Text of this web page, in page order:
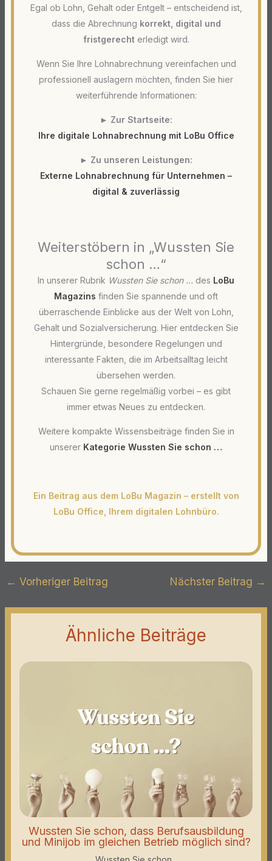
Egal ob Lohn, Gehalt oder Entgelt – entscheidend ist,
dass die Abrechnung korrekt, digital und
fristgerechterledigt wird.
Wenn Sie Ihre Lohnabrechnung vereinfachen und
professionell auslagern möchten, finden Sie hier
weiterführende Informationen:
► Zur Startseite:
Ihre digitale Lohnabrechnung mit LoBu Office
► Zu unseren Leistungen:
Externe Lohnabrechnung für Unternehmen –
digital & zuverlässig
Weiterstöbern in „Wussten Sie
schon …“
In unserer Rubrik Wussten Sie schon … des LoBu
Magazins finden Sie spannende und oft
überraschende Einblicke aus der Welt von Lohn,
Gehalt und Sozialversicherung. Hier entdecken Sie
Hintergründe, besondere Regelungen und
interessante Fakten, die im Arbeitsalltag leicht
übersehen werden.
Schauen Sie gerne regelmäßig vorbei – es gibt
immer etwas Neues zu entdecken.
Weitere kompakte Wissensbeiträge finden Sie in
unserer Kategorie Wussten Sie schon …
Ein Beitrag aus dem LoBu Magazin – erstellt von
LoBu Office, Ihrem digitalen Lohnbüro.
← Vorheriger Beitrag Nächster Beitrag →
Ähnliche Beiträge
Wussten Sie schon, dass Berufsausbildung
und Minijob im gleichen Betrieb möglich sind?